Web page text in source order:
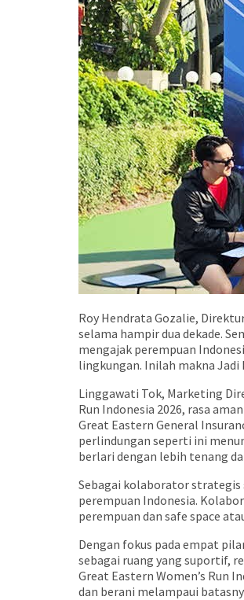
Roy Hendrata Gozalie,
selama hampir dua dekade.
mengajak perempuan
lingkungan. Inilah makna Jadi
Linggawati Tok, Marketing
Run Indonesia 2026, rasa
Great Eastern General
perlindungan seperti ini
berlari dengan lebih tenang
Sebagai kolaborator strategis
perempuan Indonesia.
perempuan dan safe space
Dengan fokus pada empat
sebagai ruang yang suportif,
Great Eastern Women’s Run
dan berani melampaui